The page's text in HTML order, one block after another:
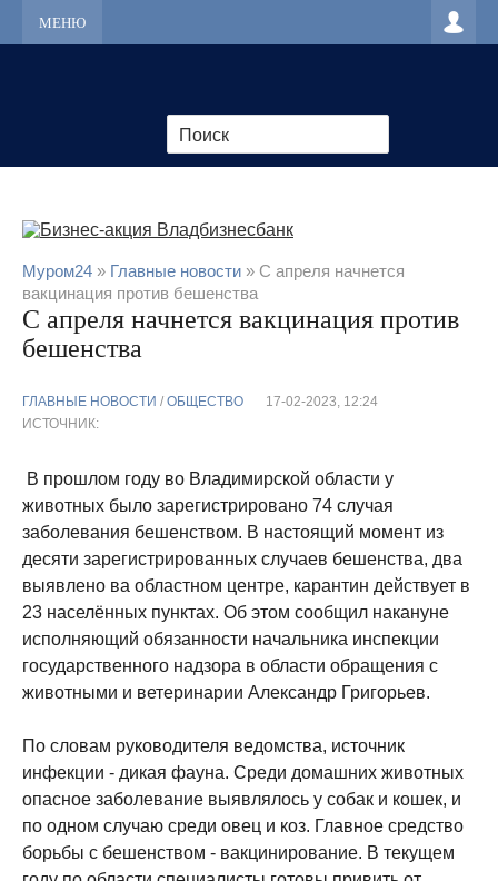
МЕНЮ
Муром24 » Главные новости » С апреля начнется
вакцинация против бешенства
С апреля начнется вакцинация против
бешенства
ГЛАВНЫЕ НОВОСТИ / ОБЩЕСТВО
17-02-2023, 12:24
ИСТОЧНИК:
В прошлом году во Владимирской области у
животных было зарегистрировано 74 случая
заболевания бешенством. В настоящий момент из
десяти зарегистрированных случаев бешенства, два
выявлено ва областном центре, карантин действует в
23 населённых пунктах. Об этом сообщил накануне
исполняющий обязанности начальника инспекции
государственного надзора в области обращения с
животными и ветеринарии Александр Григорьев.
По словам руководителя ведомства, источник
инфекции - дикая фауна. Среди домашних животных
опасное заболевание выявлялось у собак и кошек, и
по одном случаю среди овец и коз. Главное средство
борьбы с бешенством - вакцинирование. В текущем